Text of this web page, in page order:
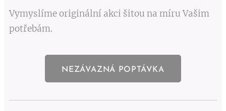
Vymyslíme originální akci šitou na míru Vašim
potřebám.
NEZÁVAZNÁ POPTÁVKA